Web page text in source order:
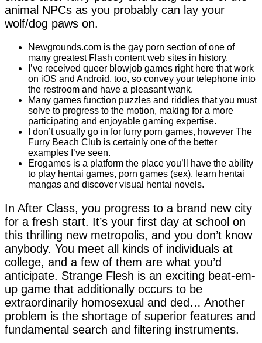
animal NPCs as you probably can lay your
wolf/dog paws on.
Newgrounds.com is the gay porn section of one of
many greatest Flash content web sites in history.
I’ve received queer blowjob games right here that work
on iOS and Android, too, so convey your telephone into
the restroom and have a pleasant wank.
Many games function puzzles and riddles that you must
solve to progress to the motion, making for a more
participating and enjoyable gaming expertise.
I don’t usually go in for furry porn games, however The
Furry Beach Club is certainly one of the better
examples I’ve seen.
Erogames is a platform the place you’ll have the ability
to play hentai games, porn games (sex), learn hentai
mangas and discover visual hentai novels.
In After Class, you progress to a brand new city
for a fresh start. It’s your first day at school on
this thrilling new metropolis, and you don’t know
anybody. You meet all kinds of individuals at
college, and a few of them are what you’d
anticipate. Strange Flesh is an exciting beat-em-
up game that additionally occurs to be
extraordinarily homosexual and ded… Another
problem is the shortage of superior features and
fundamental search and filtering instruments.